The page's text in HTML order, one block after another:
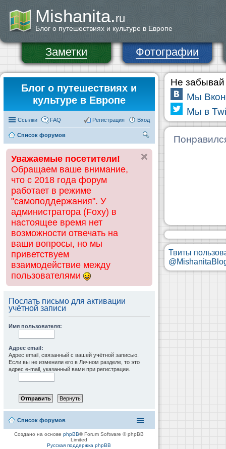
Mishanita.ru
Блог о путешествиях и культуре в Европе
Заметки Фотографии
Блог о путешествиях и
культуре в Европе
Ссылки FAQ Вход
Регистрация
Список форумов
ск
Уважаемые посетители!
Обращаем ваше внимание,
что с 2018 года форум
работает в режиме
"самоподдержания". У
администратора (Foxy) в
настоящее время нет
возможности отвечать на
ваши вопросы, но мы
приветствуем
взаимодействие между
пользователями
Послать письмо для активации
учётной записи
Имя пользователя:
Адрес email:
Адрес email, связанный с вашей учётной записью.
Если вы не изменили его в Личном разделе, то это
адрес e-mail, указанный вами при регистрации.
Список форумов
Создано на основеphpBB® Forum Software © phpBB
Limited
Русская поддержка phpBB
Не забывай
Мы
Мы в
Твиты